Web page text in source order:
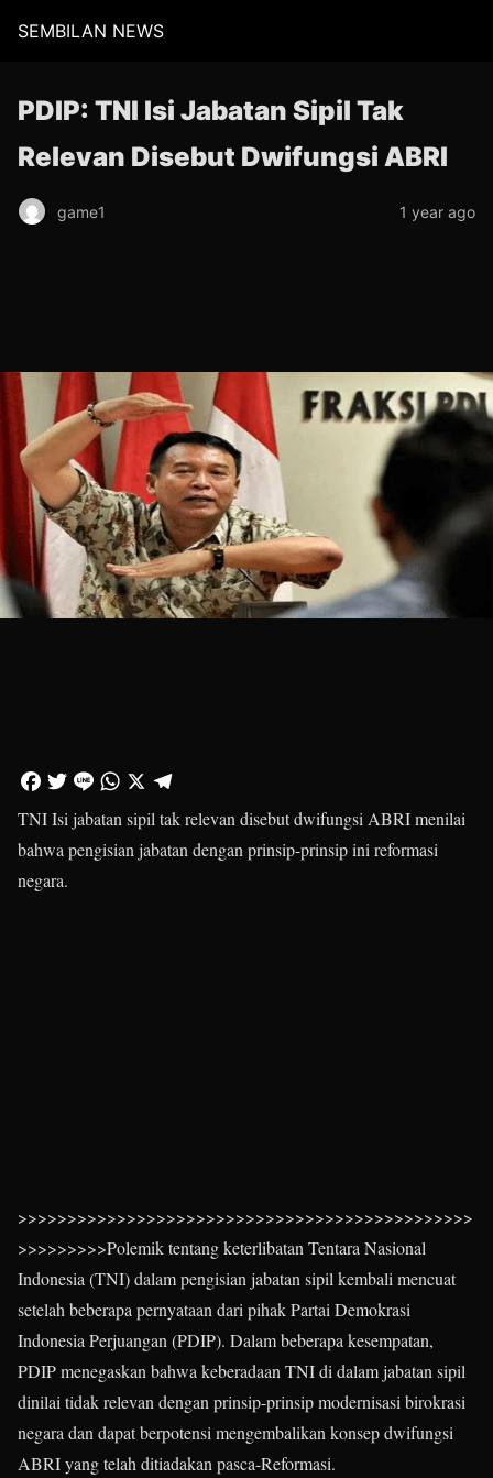
SEMBILAN NEWS
PDIP: TNI Isi Jabatan Sipil Tak
Relevan Disebut Dwifungsi ABRI
game1 1 year ago
TNI Isi jabatan sipil tak relevan disebut dwifungsi ABRI menilai
bahwa pengisian jabatan dengan prinsip-prinsip ini reformasi
negara.
>>>>>>>>>>>>>>>>>>>>>>>>>>>>>>>>>>>>>>>>>>>>>>
>>>>>>>>>Polemik tentang keterlibatan Tentara Nasional
Indonesia (TNI) dalam pengisian jabatan sipil kembali mencuat
setelah beberapa pernyataan dari pihak Partai Demokrasi
Indonesia Perjuangan (PDIP). Dalam beberapa kesempatan,
PDIP menegaskan bahwa keberadaan TNI di dalam jabatan sipil
dinilai tidak relevan dengan prinsip-prinsip modernisasi birokrasi
negara dan dapat berpotensi mengembalikan konsep dwifungsi
ABRI yang telah ditiadakan pasca-Reformasi.